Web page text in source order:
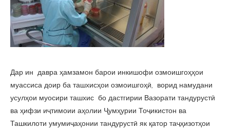
Дар ин давра ҳамзамон барои инкишофи озмоишгоҳҳои
муассиса доир ба ташхисҳои озмоишгоҳӣ, ворид намудани
усулҳои муосири ташхис бо дастгирии Вазорати тандурустӣ
ва ҳифзи иҷтимоии аҳолии Ҷумҳурии Тоҷикистон ва
Ташкилоти умумиҷаҳонии тандурустӣ як қатор таҷҳизотҳои